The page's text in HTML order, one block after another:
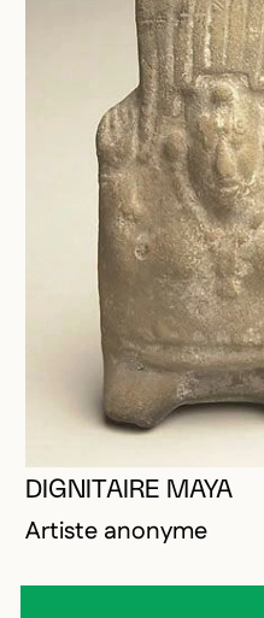
DIGNITAIRE MAYA
Artiste anonyme